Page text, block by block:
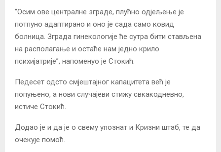
“Осим ове централне зграде, плућно одјељење је
потпуно адаптирано и оно је сада само ковид
болница. Зграда гинекологије ће сутра бити стављена
на располагање и остаће нам једно крило
психијатрије”, напоменуо је Стокић.
Педесет одсто смјештајног капацитета већ је
попуњено, а нови случајеви стижу свкакодневно,
истиче Стокић.
Додао је и да је о свему упознат и Кризни штаб, те да
очекује помоћ.